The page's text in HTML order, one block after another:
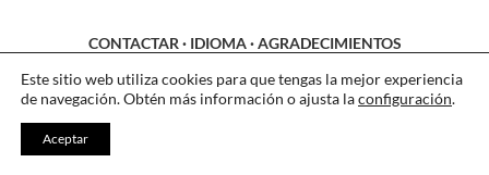
CONTACTAR · IDIOMA·AGRADECIMIENTOS
LEGAL·COOKIES·PRIVACIDAD
Este sitio web utiliza cookies para que tengas la mejor experiencia
de navegación. Obtén más información o ajusta laconfiguración.
Aceptar